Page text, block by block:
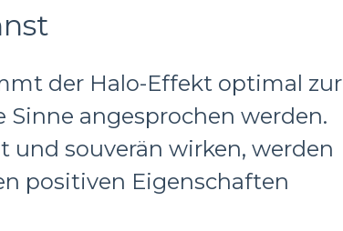
der Halo-Effekt optimal zur
Sinne angesprochen werden.
und souverän wirken, werden
positiven Eigenschaften